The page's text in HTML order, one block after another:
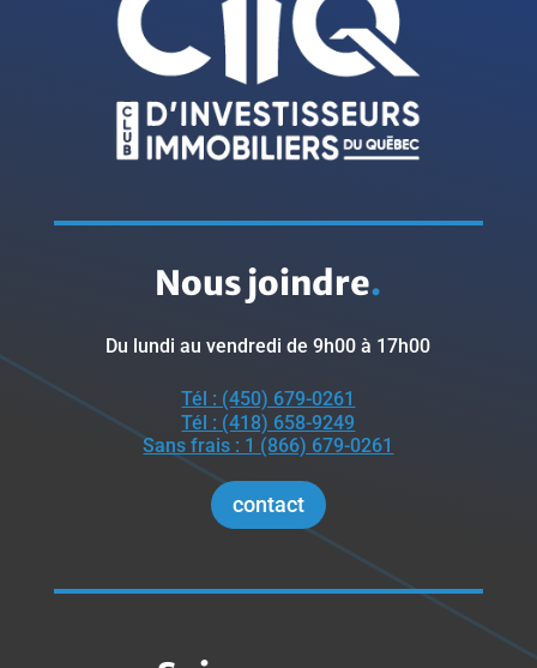
Nous joindre.
Du lundi au vendredi de 9h00 à 17h00
Tél : (450) 679-0261
Tél : (418) 658-9249
Sans frais : 1 (866) 679-0261
contact